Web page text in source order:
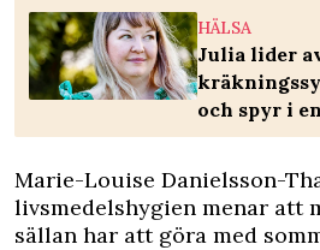
HÄLSA
Julia lider
och spyr i
Marie-Louise Danielsson-
livsmedelshygien menar att
sällan har att göra med